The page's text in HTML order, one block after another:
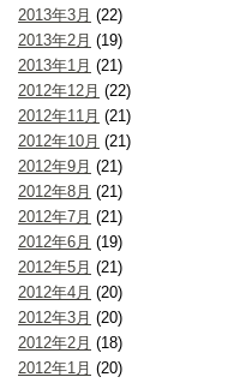
2013年3月 (22)
2013年2月 (19)
2013年1月 (21)
2012年12月 (22)
2012年11月 (21)
2012年10月 (21)
2012年9月 (21)
2012年8月 (21)
2012年7月 (21)
2012年6月 (19)
2012年5月 (21)
2012年4月 (20)
2012年3月 (20)
2012年2月 (18)
2012年1月 (20)